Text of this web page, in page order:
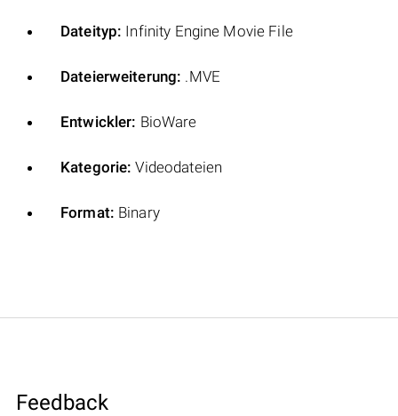
Dateityp: Infinity Engine Movie File
Dateierweiterung: .MVE
Entwickler: BioWare
Kategorie: Videodateien
Format: Binary
Feedback